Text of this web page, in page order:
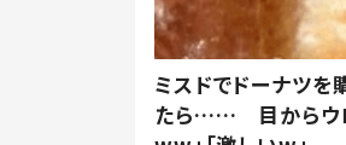
ミスドでドーナツを
たら…… 目からウ